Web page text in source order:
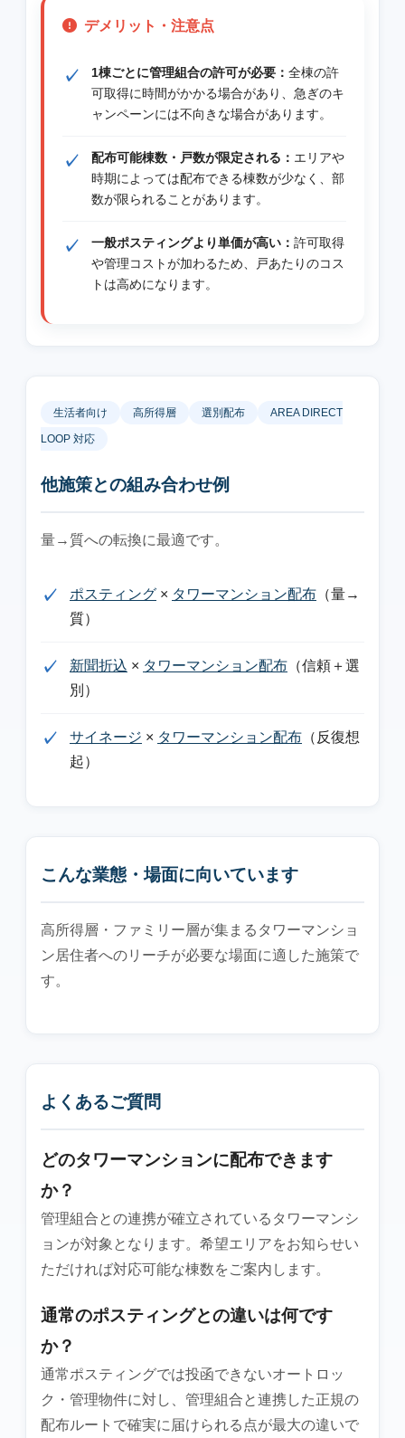
デメリット・注意点
1棟ごとに管理組合の許可が必要： 全棟の許
可取得に時間がかかる場合があり、急ぎのキ
ャンペーンには不向きな場合があります。
配布可能棟数・戸数が限定される： エリアや
時期によっては配布できる棟数が少なく、部
数が限られることがあります。
一般ポスティングより単価が高い： 許可取得
や管理コストが加わるため、戸あたりのコス
トは高めになります。
生活者向け 高所得層 選別配布 AREA DIRECT
LOOP 対応
他施策との組み合わせ例
量→質への転換に最適です。
ポスティング × タワーマンション配布 （量→
質）
新聞折込 × タワーマンション配布 （信頼＋選
別）
サイネージ × タワーマンション配布 （反復想
起）
こんな業態・場面に向いています
高所得層・ファミリー層が集まるタワーマンショ
ン居住者へのリーチが必要な場面に適した施策で
す。
よくあるご質問
どのタワーマンションに配布できます
か？
管理組合との連携が確立されているタワーマンシ
ョンが対象となります。希望エリアをお知らせい
ただければ対応可能な棟数をご案内します。
通常のポスティングとの違いは何です
か？
通常ポスティングでは投函できないオートロッ
ク・管理物件に対し、管理組合と連携した正規の
配布ルートで確実に届けられる点が最大の違いで